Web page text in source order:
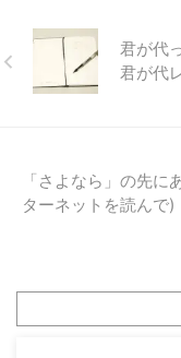
君が代
君が代
「さよなら」の先
ターネットを読んで)